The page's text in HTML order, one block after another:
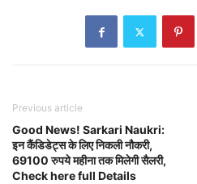
Previous article
Good News! Sarkari Naukri:
इन कैंडिडेट्स के लिए निकली नौकरी,
69100 रुपये महीना तक मिलेगी सैलरी,
Check here full Details